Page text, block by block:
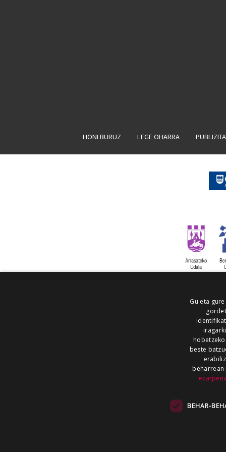
HONI BURUZ LEGE OHARRA
ALEA
NOAUA
Gu eta
hobetzeko.
beste
beharrean
BEHAR-